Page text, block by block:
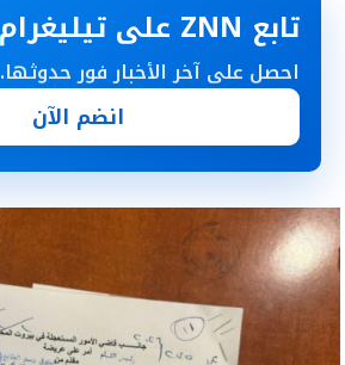
تابع ZNN على تيليغرام
احصل على آخر الأخبار فور حدوثها.
انضم الآن